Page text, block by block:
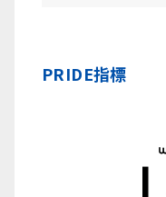
PRIDE指標